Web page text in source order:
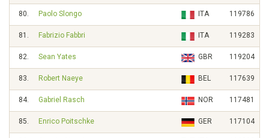
80. Paolo Slongo ITA 119786
81. Fabrizio Fabbri ITA 119283
82. Sean Yates GBR 119204
83. Robert Naeye BEL 117639
84. Gabriel Rasch NOR 117481
85. Enrico Poitschke GER 117104